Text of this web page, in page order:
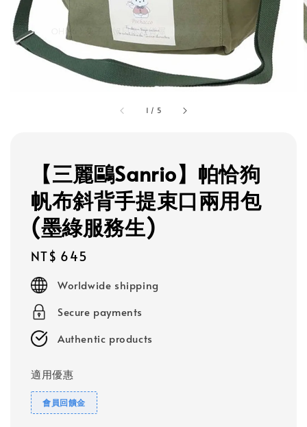
1 / 5
【三麗鷗Sanrio】帕恰狗
帆布斜背手提束口兩用包
(墨綠服務生)
Regular
price
NT$ 645
Worldwide shipping
Secure payments
Authentic products
適用優惠
會員回饋金